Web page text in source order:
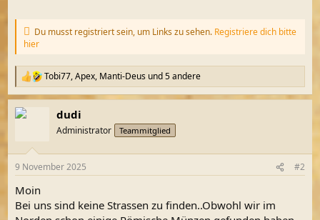
Du musst registriert sein, um Links zu sehen. Registriere dich bitte
hier
R
e
a
k
e
:
Tobi77,Apex, Manti-Deus und 5 andere
dudi
Administrator Teammitglied
9 November 2025 #2
Moin
Bei uns sind keine Strassen zu finden..Obwohl wir im